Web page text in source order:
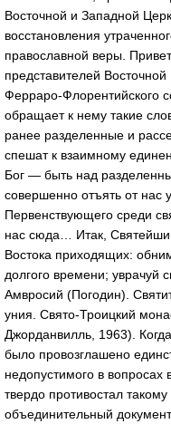
Восточной и Западной
восстановления
православной веры.
представителей
Ферраро-Флорентийского
обращает к нему такие
ранее разделенные и
спешат к взаимному
Бог — быть над
совершенно отъять от нас
Первенствующего среди
нас сюда… Итак,
Востока приходящих:
долгого времени; уврачуй
Амвросий (Погодин).
уния. Свято-Троицкий
Джорданвилль, 1963).
было провозглашено
недопустимого в
твердо противостал
объединительный